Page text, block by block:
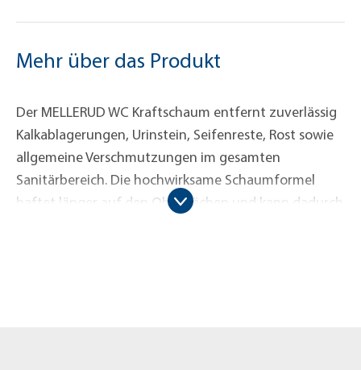
Mehr über das Produkt
Der MELLERUD WC Kraftschaum entfernt zuverlässig
Kalkablagerungen, Urinstein, Seifenreste, Rost sowie
allgemeine Verschmutzungen im gesamten
Sanitärbereich. Die hochwirksame Schaumformel
haftet länger auf den Oberflächen und kann dadurch